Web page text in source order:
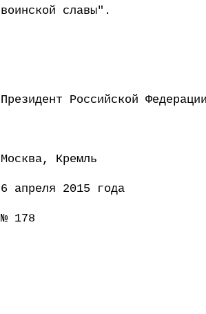
воинской славы".
Президент
Москва, Кремль
6 апреля 2015 года
№ 178